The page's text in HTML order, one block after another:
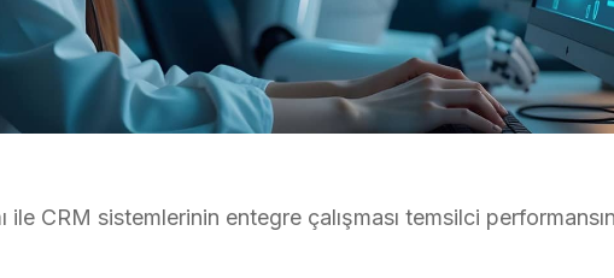
ile CRM sistemlerinin entegre çalışması temsilci